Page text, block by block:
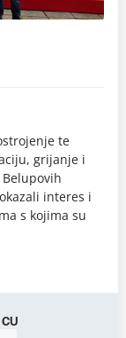
te
grijanje i
interes i
s kojima su